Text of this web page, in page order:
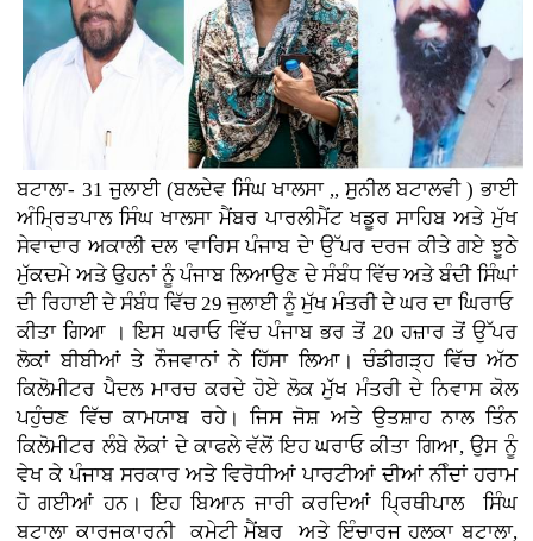
ਬਟਾਲਾ- 31 ਜੁਲਾਈ (ਬਲਦੇਵ ਸਿੰਘ ਖਾਲਸਾ ,, ਸੁਨੀਲ ਬਟਾਲਵੀ ) ਭਾਈ
ਅੰਮ੍ਰਿਤਪਾਲ ਸਿੰਘ ਖਾਲਸਾ ਮੈਂਬਰ ਪਾਰਲੀਮੈਂਟ ਖਡੂਰ ਸਾਹਿਬ ਅਤੇ ਮੁੱਖ
ਸੇਵਾਦਾਰ ਅਕਾਲੀ ਦਲ 'ਵਾਰਿਸ ਪੰਜਾਬ ਦੇ' ਉੱਪਰ ਦਰਜ ਕੀਤੇ ਗਏ ਝੂਠੇ
ਮੁੱਕਦਮੇ ਅਤੇ ਉਹਨਾਂ ਨੂੰ ਪੰਜਾਬ ਲਿਆਉਣ ਦੇ ਸੰਬੰਧ ਵਿੱਚ ਅਤੇ ਬੰਦੀ ਸਿੰਘਾਂ
ਦੀ ਰਿਹਾਈ ਦੇ ਸੰਬੰਧ ਵਿੱਚ 29 ਜੁਲਾਈ ਨੂੰ ਮੁੱਖ ਮੰਤਰੀ ਦੇ ਘਰ ਦਾ ਘਿਰਾਓ
ਕੀਤਾ ਗਿਆ । ਇਸ ਘਰਾਓ ਵਿੱਚ ਪੰਜਾਬ ਭਰ ਤੋਂ 20 ਹਜ਼ਾਰ ਤੋਂ ਉੱਪਰ
ਲੋਕਾਂ ਬੀਬੀਆਂ ਤੇ ਨੌਜਵਾਨਾਂ ਨੇ ਹਿੱਸਾ ਲਿਆ। ਚੰਡੀਗੜ੍ਹ ਵਿੱਚ ਅੱਠ
ਕਿਲੋਮੀਟਰ ਪੈਦਲ ਮਾਰਚ ਕਰਦੇ ਹੋਏ ਲੋਕ ਮੁੱਖ ਮੰਤਰੀ ਦੇ ਨਿਵਾਸ ਕੋਲ
ਪਹੁੰਚਣ ਵਿੱਚ ਕਾਮਯਾਬ ਰਹੇ। ਜਿਸ ਜੋਸ਼ ਅਤੇ ਉਤਸ਼ਾਹ ਨਾਲ ਤਿੰਨ
ਕਿਲੋਮੀਟਰ ਲੰਬੇ ਲੋਕਾਂ ਦੇ ਕਾਫਲੇ ਵੱਲੋਂ ਇਹ ਘਰਾਓ ਕੀਤਾ ਗਿਆ, ਉਸ ਨੂੰ
ਵੇਖ ਕੇ ਪੰਜਾਬ ਸਰਕਾਰ ਅਤੇ ਵਿਰੋਧੀਆਂ ਪਾਰਟੀਆਂ ਦੀਆਂ ਨੀੰਦਾਂ ਹਰਾਮ
ਹੋ ਗਈਆਂ ਹਨ। ਇਹ ਬਿਆਨ ਜਾਰੀ ਕਰਦਿਆਂ ਪ੍ਰਿਥੀਪਾਲ ਸਿੰਘ
ਬਟਾਲਾ ਕਾਰਜਕਾਰਨੀ ਕਮੇਟੀ ਮੈਂਬਰ ਅਤੇ ਇੰਚਾਰਜ ਹਲਕਾ ਬਟਾਲਾ,